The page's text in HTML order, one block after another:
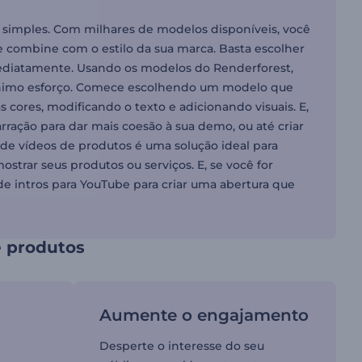
Com milhares de modelos disponíveis, você
com o estilo da sua marca. Basta escolher
Usando os modelos do Renderforest,
esforço. Comece escolhendo um modelo que
cores, modificando o texto e adicionando visuais. E,
para dar mais coesão à sua demo, ou até criar
vídeos de produtos é uma solução ideal para
seus produtos ou serviços. E, se você for
intros para YouTube para criar uma abertura que
produtos
Aumente o engajamento
Desperte o interesse do seu